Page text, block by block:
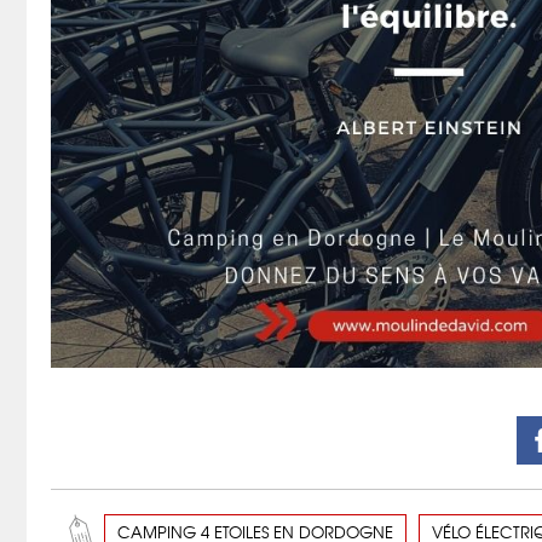
CAMPING 4 ETOILES EN DORDOGNE VÉLO